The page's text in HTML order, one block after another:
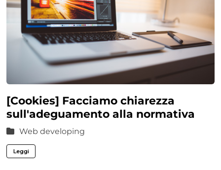
[Cookies] Facciamo chiarezza
sull'adeguamento alla normativa
Web developing
Leggi